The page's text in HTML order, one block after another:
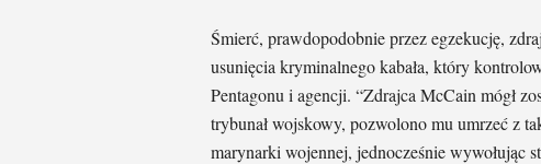
Śmierć, prawdopodobnie przez egzekucję,
usunięcia kryminalnego kabała, który
Pentagonu i agencji. “Zdrajca McCain mógł
trybunał wojskowy, pozwolono mu umrzeć z
marynarki wojennej, jednocześnie wywołując